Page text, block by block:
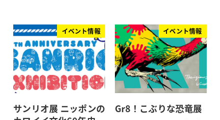
イベント情報
サンリオ展 ニッポンの
イベント情報
Gr8！こぶりな恐竜展